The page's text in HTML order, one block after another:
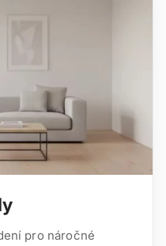
pro náročné